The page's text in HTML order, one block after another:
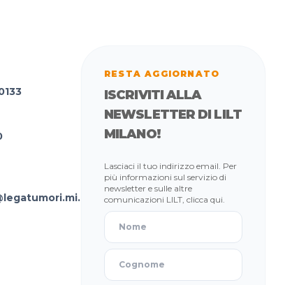
RESTA AGGIORNATO
ISCRIVITI ALLA
NEWSLETTER DI LILT
MILANO!
Lasciaci il tuo indirizzo email. Per
più informazioni sul servizio di
newsletter e sulle altre
comunicazioni LILT, clicca qui.